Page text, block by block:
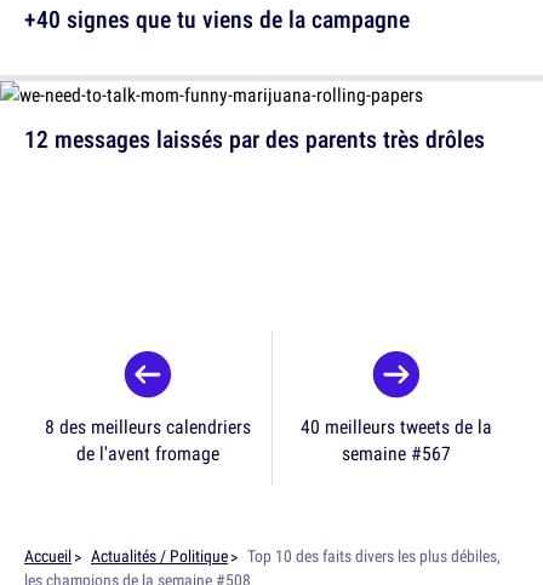
12 messages laissés par des parents très drôles
+40 signes que tu viens de la campagne
8 des meilleurs calendriers
de l'avent fromage
40 meilleurs tweets de la
semaine #567
Accueil Actualités / Politique
Top 10 des faits divers les plus débiles,
les champions de la semaine #508